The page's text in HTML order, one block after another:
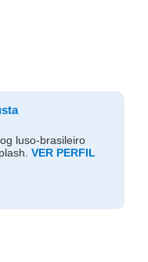
luso-brasileiro
VER PERFIL